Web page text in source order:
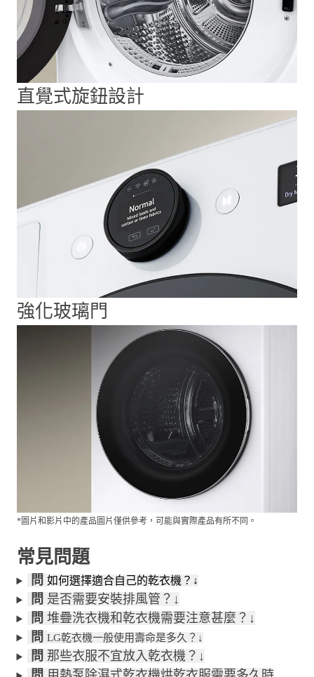
直覺式旋鈕設計
強化玻璃門
常見問題
問 如何選擇適合自己的乾衣機？↓
問是否需要安裝排風管？↓
問堆疊洗衣機和乾衣機需要注意甚麼？↓
問 LG乾衣機一般使用壽命是多久？↓
問 那些衣服不宜放入乾衣機？↓